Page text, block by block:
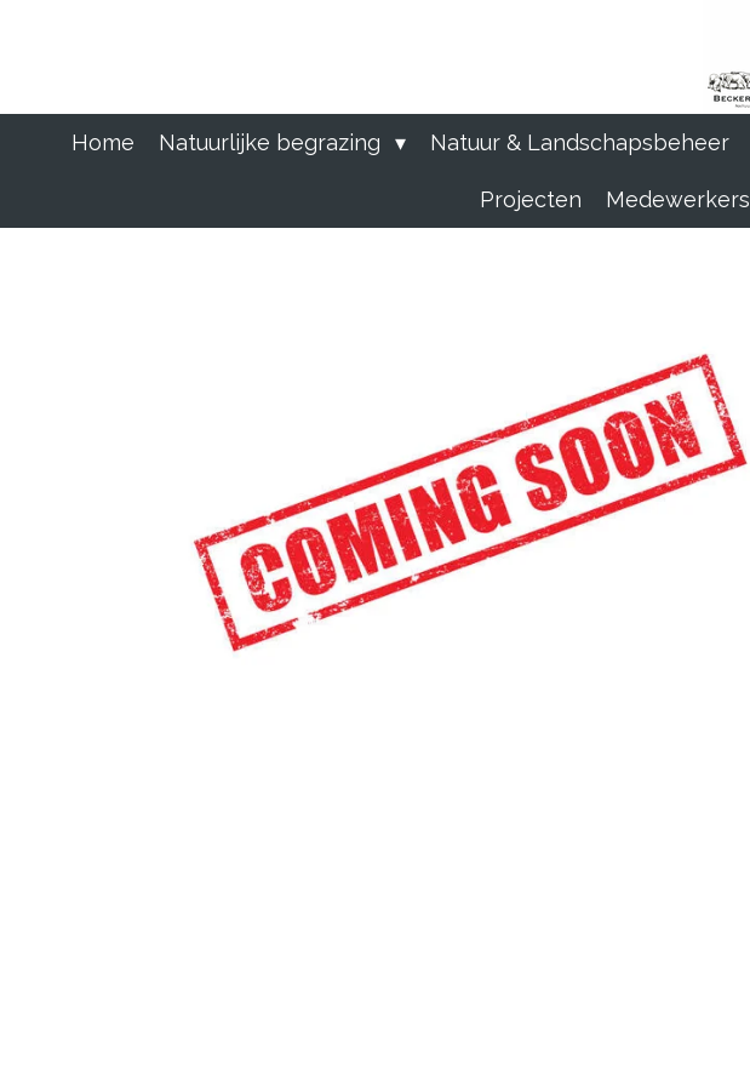
hoofdinhoud
Home Natuurlijke begrazing Natuur & Landschapsbeheer
Projecten Medewerkers